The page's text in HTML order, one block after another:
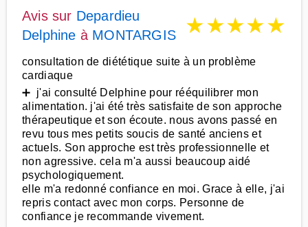
Avis sur Depardieu
Delphine à MONTARGIS ★★★★★
consultation de diététique suite à un problème
cardiaque
➕ j'ai consulté Delphine pour rééquilibrer mon
alimentation. j'ai été très satisfaite de son approche
thérapeutique et son écoute. nous avons passé en
revu tous mes petits soucis de santé anciens et
actuels. Son approche est très professionnelle et
non agressive. cela m'a aussi beaucoup aidé
psychologiquement.
elle m'a redonné confiance en moi. Grace à elle, j'ai
repris contact avec mon corps. Personne de
confiance je recommande vivement.